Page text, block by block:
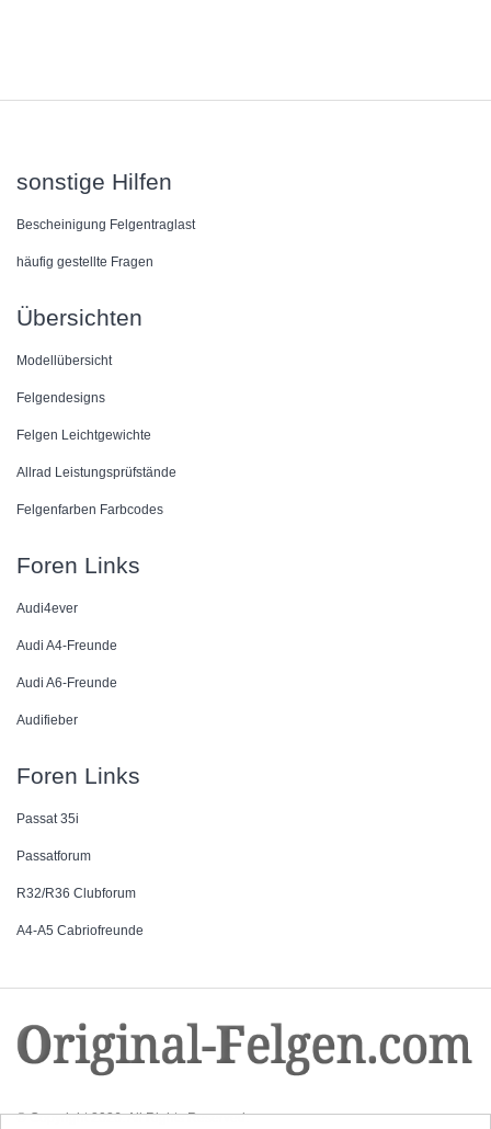
sonstige Hilfen
Bescheinigung Felgentraglast
häufig gestellte Fragen
Übersichten
Modellübersicht
Felgendesigns
Felgen Leichtgewichte
Allrad Leistungsprüfstände
Felgenfarben Farbcodes
Foren Links
Audi4ever
Audi A4-Freunde
Audi A6-Freunde
Audifieber
Foren Links
Passat 35i
Passatforum
R32/R36 Clubforum
A4-A5 Cabriofreunde
© Copyright 2026. All Rights Reserved.